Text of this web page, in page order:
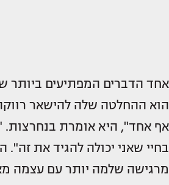
אחד הדברים המפתיעים ביותר
הוא ההחלטה שלה להישאר
אף אחד", היא אומרת בנחרצות.
בחיי שאני יכולה להגיד את
מרגישה שלמה יותר עם עצמה